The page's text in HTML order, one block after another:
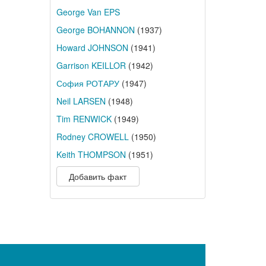
George Van EPS
George BOHANNON (1937)
Howard JOHNSON (1941)
Garrison KEILLOR(1942)
София РОТАРУ(1947)
Neil LARSEN (1948)
Tim RENWICK(1949)
Rodney CROWELL(1950)
Keith THOMPSON (1951)
Добавить факт